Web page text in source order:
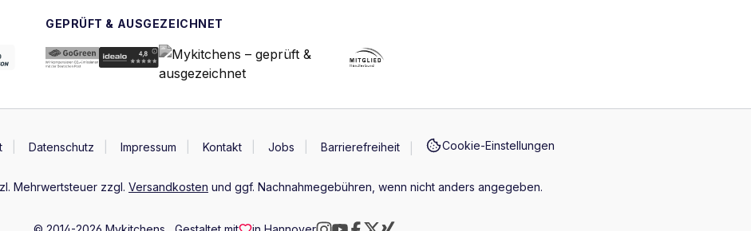
GEPRÜFT & AUSGEZEICHNET
Datenschutz Impressum Kontakt Jobs Barrierefreiheit Cookie-Einstellungen
Mehrwertsteuer zzgl. Versandkosten und ggf. Nachnahmegebühren, wenn nicht anders angegeben.